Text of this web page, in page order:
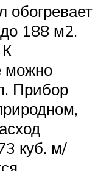
обогревает
188 м2.
можно
Прибор
куб. м/